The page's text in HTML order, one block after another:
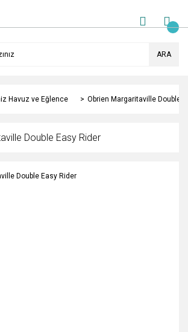
ARA
Havuz ve Eğlence Obrien Margaritaville Double
Double Easy Rider